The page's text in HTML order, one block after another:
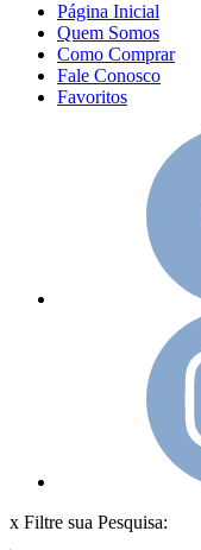
Página Inicial
Quem Somos
Como Comprar
Fale Conosco
Favoritos
x Filtre sua Pesquisa: